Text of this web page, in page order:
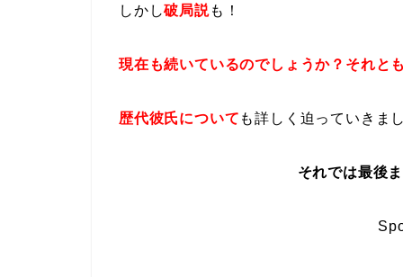
しかし破局説も！
現在も続いているのでしょうか ？それと
歴代彼氏について も詳しく迫っていきま
それでは最後